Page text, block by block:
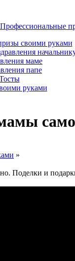
Профессиональные
своими руками
маме
папе
руками
»
Поделки и